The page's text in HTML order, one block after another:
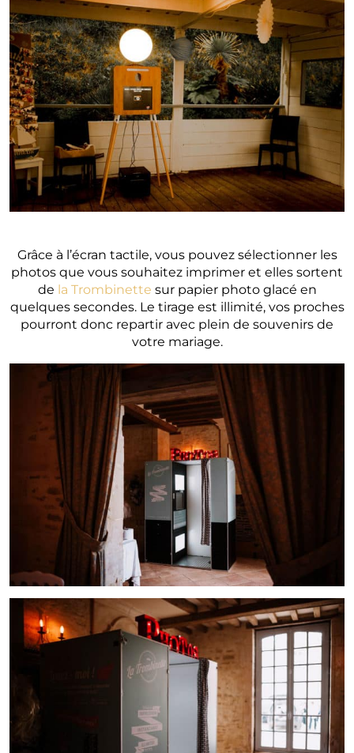
Grâce à l’écran tactile, vous pouvez sélectionner les
photos que vous souhaitez imprimer et elles sortent
de la Trombinette sur papier photo glacé en
quelques secondes. Le tirage est illimité, vos proches
pourront donc repartir avec plein de souvenirs de
votre mariage.